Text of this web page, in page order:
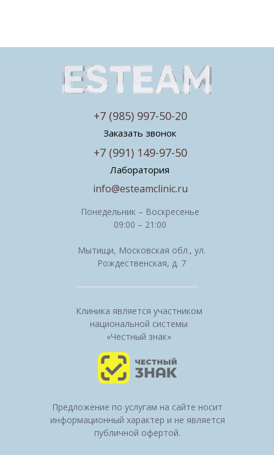
Клиника является участником
национальной системы
«Честный знак»
Понедельник – Воскресенье
09:00 – 21:00
Мытищи, Московская обл., ул.
Рождественская, д. 7
Заказать звонок
Лаборатория
info@esteamclinic.ru
+7 (991) 149-97-50
+7 (985) 997-50-20
Предложение по услугам на сайте носит
информационный характер и не является
публичной офертой.